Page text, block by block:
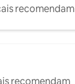
recomendam
recomendam